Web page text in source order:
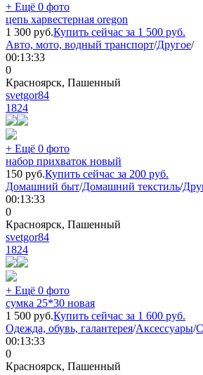
+ Ещё 0 фото
цепь харвестерная oregon
1 300 руб.Купить сейчас за 1 500 руб.
Авто, мото, водный транспорт/Другое/
00:13:33
0
Красноярск, Пашенный
svetgor84
1824
+ Ещё 0 фото
набор прихваток новый
150 руб.Купить сейчас за 200 руб.
Домашний быт/Домашний текстиль/
00:13:33
0
Красноярск, Пашенный
svetgor84
1824
+ Ещё 0 фото
сумка 25*30 новая
1 500 руб.Купить сейчас за 1 600 руб.
Одежда, обувь, галантерея/Аксессуары/
00:13:33
0
Красноярск, Пашенный